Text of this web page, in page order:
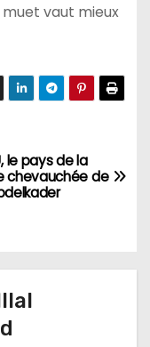
muet vaut mieux
le pays de la
chevauchée de